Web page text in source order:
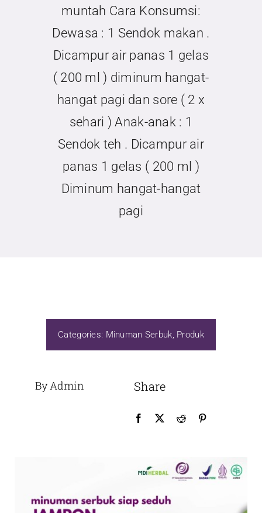
muntah Cara Konsumsi:
Dewasa : 1 Sendok makan .
Dicampur air panas 1 gelas
( 200 ml ) diminum hangat-
hangat pagi dan sore ( 2 x
sehari ) Anak-anak : 1
Sendok teh . Dicampur air
panas 1 gelas ( 200 ml )
Diminum hangat-hangat
pagi
Categories: Minuman Serbuk, Produk
By Admin Share